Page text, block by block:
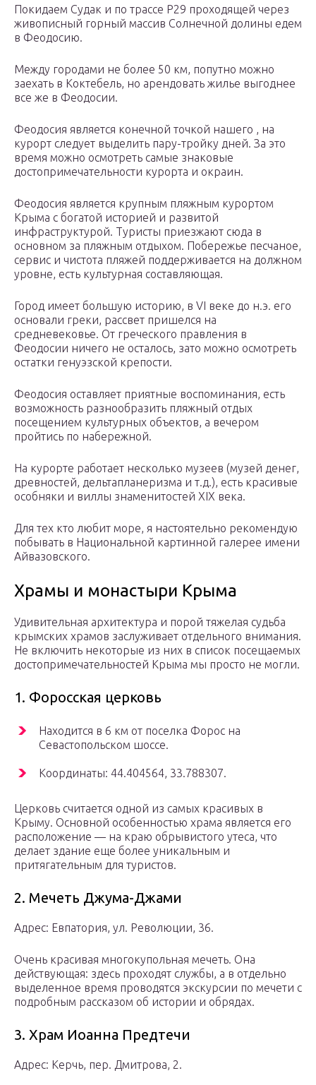
Покидаем Судак и по трассе P29 проходящей через
живописный горный массив Солнечной долины едем
в Феодосию.
Между городами не более 50 км, попутно можно
заехать в Коктебель, но арендовать жилье выгоднее
все же в Феодосии.
Феодосия является конечной точкой нашего , на
курорт следует выделить пару-тройку дней. За это
время можно осмотреть самые знаковые
достопримечательности курорта и окраин.
Феодосия является крупным пляжным курортом
Крыма с богатой историей и развитой
инфраструктурой. Туристы приезжают сюда в
основном за пляжным отдыхом. Побережье песчаное,
сервис и чистота пляжей поддерживается на должном
уровне, есть культурная составляющая.
Город имеет большую историю, в VI веке до н.э. его
основали греки, рассвет пришелся на
средневековье. От греческого правления в
Феодосии ничего не осталось, зато можно осмотреть
остатки генуэзской крепости.
Феодосия оставляет приятные воспоминания, есть
возможность разнообразить пляжный отдых
посещением культурных объектов, а вечером
пройтись по набережной.
На курорте работает несколько музеев (музей денег,
древностей, дельтапланеризма и т.д.), есть красивые
особняки и виллы знаменитостей XIX века.
Для тех кто любит море, я настоятельно рекомендую
побывать в Национальной картинной галерее имени
Айвазовского.
Храмы и монастыри Крыма
Удивительная архитектура и порой тяжелая судьба
крымских храмов заслуживает отдельного внимания.
Не включить некоторые из них в список посещаемых
достопримечательностей Крыма мы просто не могли.
1. Форосская церковь
Находится в 6 км от поселка Форос на
Севастопольском шоссе.
Координаты: 44.404564, 33.788307.
Церковь считается одной из самых красивых в
Крыму. Основной особенностью храма является его
расположение — на краю обрывистого утеса, что
делает здание еще более уникальным и
притягательным для туристов.
2. Мечеть Джума-Джами
Адрес: Евпатория, ул. Революции, 36.
Очень красивая многокупольная мечеть. Она
действующая: здесь проходят службы, а в отдельно
выделенное время проводятся экскурсии по мечети с
подробным рассказом об истории и обрядах.
3. Храм Иоанна Предтечи
Адрес: Керчь, пер. Дмитрова, 2.